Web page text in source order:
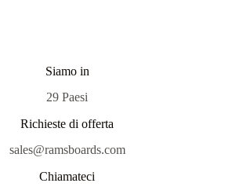
Siamo in
29 Paesi
Richieste di offerta
sales@ramsboards.com
Chiamateci